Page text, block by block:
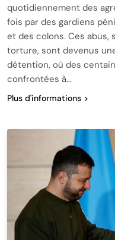
quotidiennement des
fois par des gardiens
et des colons. Ces abus,
torture, sont devenus
détention, où des
confrontées à…
Plus d'informations